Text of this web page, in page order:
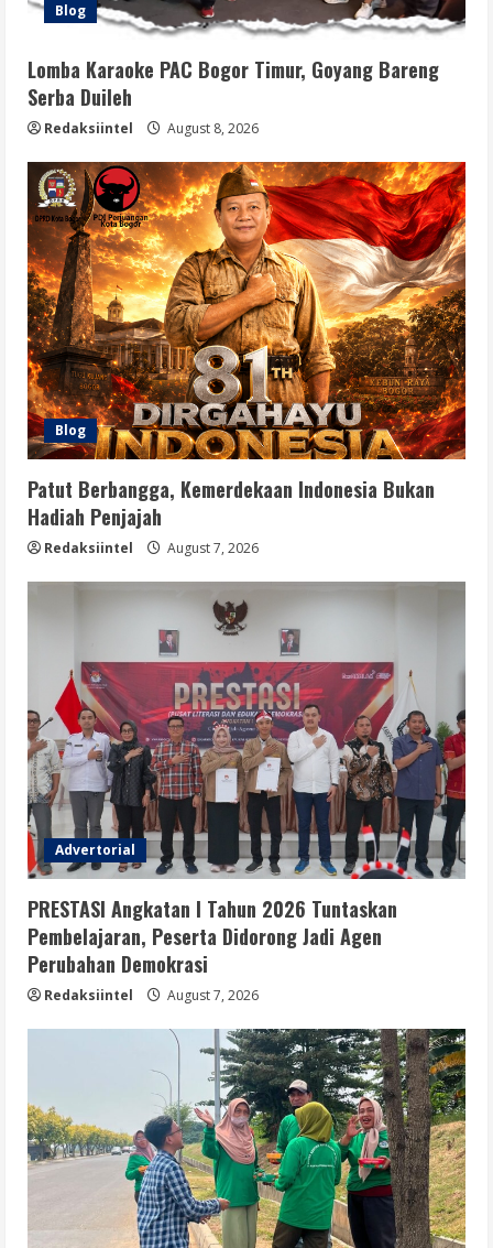
Blog
Lomba Karaoke PAC Bogor Timur, Goyang Bareng
Serba Duileh
Redaksiintel August 8, 2026
Blog
Patut Berbangga, Kemerdekaan Indonesia Bukan
Hadiah Penjajah
Redaksiintel August 7, 2026
Advertorial
PRESTASI Angkatan I Tahun 2026 Tuntaskan
Pembelajaran, Peserta Didorong Jadi Agen
Perubahan Demokrasi
Redaksiintel August 7, 2026